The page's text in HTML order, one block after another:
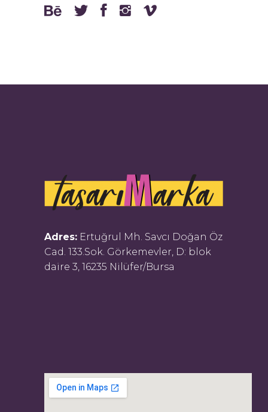
Adres: Ertuğrul Mh. Savcı Doğan Öz
Cad. 133.Sok. Görkemevler, D: blok
daire 3, 16235 Nilüfer/Bursa